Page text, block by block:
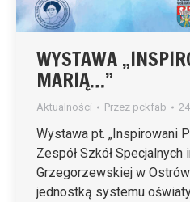
WYSTAWA
MARIĄ…”
Aktualności Przez pckfab
Wystawa pt.
Zespół Szkół Specjalnych
Grzegorzewskiej w
jednostką systemu